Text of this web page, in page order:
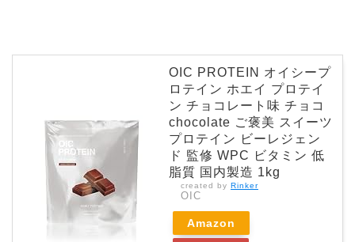
OIC PROTEIN オイシープ
ロテイン ホエイ プロテイ
ン チョコレート味 チョコ
chocolate ご褒美 スイーツ
プロテイン ビーレジェン
ド 監修 WPC ビタミン 低
脂質 国内製造 1kg
created by Rinker
OIC
Amazon